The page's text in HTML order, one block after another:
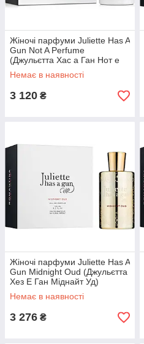
Жіночі парфуми Juliette Has A
Gun Not A Perfume
(Джульєтта Хас а Ган Нот е
Парфум) 100 ml/мл
Немає в наявності
3 120 ₴
Жіночі парфуми Juliette Has A
Gun Midnight Oud (Джульєтта
Хез Е Ган Міднайт Уд)
Парфумована вода 100 ml/
мл
Немає в наявності
3 276 ₴